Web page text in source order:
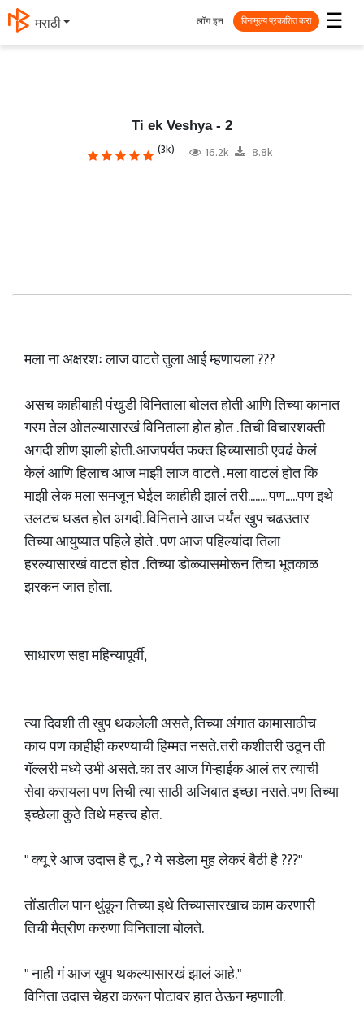
मराठी ☰
लॉग इन विनामूल्य प्रकाशित करा
Ti ek Veshya - 2
(3k) 16.2k 8.8k
मला ना अक्षरशः लाज वाटते तुला आई म्हणायला ???
असच काहीबाही पंखुडी विनिताला बोलत होती आणि तिच्या कानात
गरम तेल ओतल्यासारखं विनिताला होत होत . तिची विचारशक्ती
अगदी शीण झाली होती. आजपर्यंत फक्त हिच्यासाठी एवढं केलं
केलं आणि हिलाच आज माझी लाज वाटते . मला वाटलं होत कि
माझी लेक मला समजून घेईल काहीही झालं तरी........ पण.....पण इथे
उलटच घडत होत अगदी. विनिताने आज पर्यंत खुप चढउतार
तिच्या आयुष्यात पहिले होते . पण आज पहिल्यांदा तिला
हरल्यासारखं वाटत होत . तिच्या डोळ्यासमोरून तिचा भूतकाळ
झरकन जात होता.
साधारण सहा महिन्यापूर्वी,
त्या दिवशी ती खुप थकलेली असते, तिच्या अंगात कामासाठीच
काय पण काहीही करण्याची हिम्मत नसते. तरी कशीतरी उठून ती
गॅल्लरी मध्ये उभी असते. का तर आज गिऱ्हाईक आलं तर त्याची
सेवा करायला पण तिची त्या साठी अजिबात इच्छा नसते. पण तिच्या
इच्छेला कुठे तिथे महत्त्व होत.
" क्यू रे आज उदास है तू , ? ये सडेला मुह लेकरं बैठी है ???"
तोंडातील पान थुंकून तिच्या इथे तिच्यासारखाच काम करणारी
तिची मैत्रीण करुणा विनिताला बोलते.
" नाही गं आज खुप थकल्यासारखं झालं आहे."
विनिता उदास चेहरा करून पोटावर हात ठेऊन म्हणाली.